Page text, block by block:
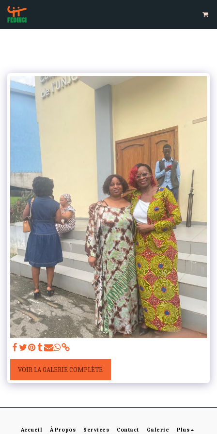
VOIR LA GALERIE COMPLÈTE
Accueil À Propos Services Contact Galerie Plus